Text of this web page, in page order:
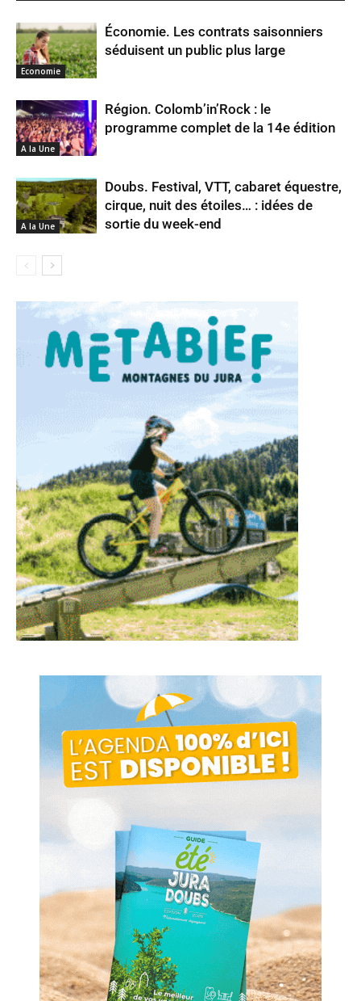
Economie
Économie. Les contrats saisonniers
séduisent un public plus large
A la Une
Région. Colomb’in’Rock : le
programme complet de la 14e édition
A la Une
Doubs. Festival, VTT, cabaret équestre,
cirque, nuit des étoiles… : idées de
sortie du week-end